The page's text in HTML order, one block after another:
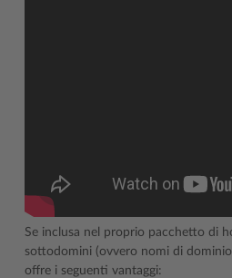
Se inclusa nel proprio pacchetto di
sottodomini (ovvero nomi di
offre i seguenti vantaggi: